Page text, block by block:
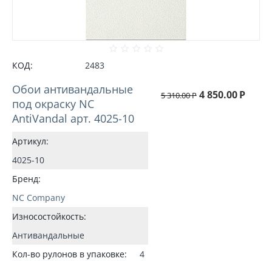
КОД: 2483
Обои антивандальные
под окраску NC
AntiVandal арт. 4025-10
Артикул:
4025-10
Бренд:
NC Company
Износостойкость:
Антивандальные
Кол-во рулонов в упаковке:
4
5 310.00Р 4 850.00Р